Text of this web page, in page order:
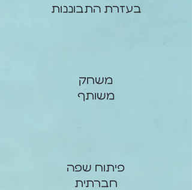
בעזרת התבוננות
משחק
משותף
פיתוח שפה
חברתית